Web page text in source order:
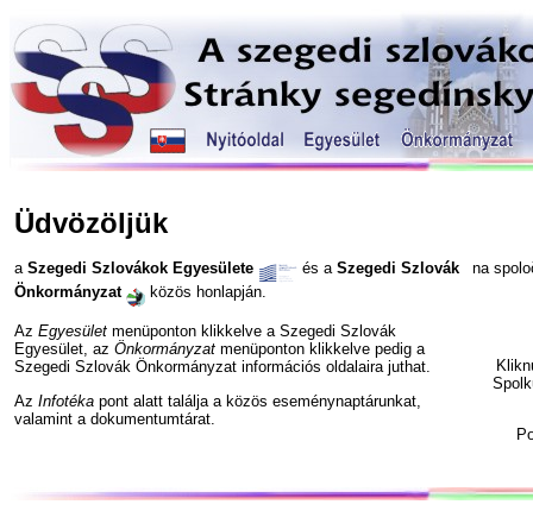
Üdvözöljük
a Szegedi Szlovákok Egyesülete és a Szegedi Szlovák
Önkormányzat
közös honlapján.
Az Egyesület menüponton klikkelve a Szegedi Szlovák
Egyesület, az Önkormányzat menüponton klikkelve pedig a
Szegedi Szlovák Önkormányzat információs oldalaira juthat.
Az Infotéka pont alatt találja a közös eseménynaptárunkat,
valamint a dokumentumtárat.
na